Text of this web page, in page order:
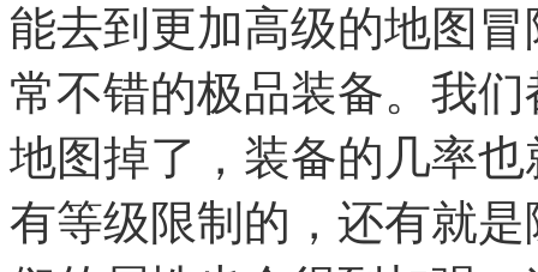
能去到更加高级的地图
常不错的极品装备。我
地图掉了，装备的几率
有等级限制的，还有就